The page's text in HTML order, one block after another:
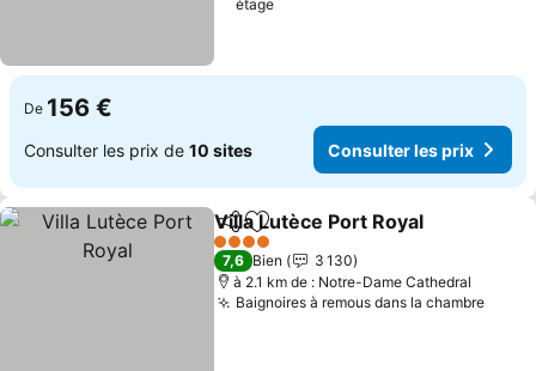
étage
De 156 €
Consulter les prix de 10 sites Consulter les prix
PartagerAjouter à mes favoris
Villa Lutèce Port Royal
4 Étoiles
7,6 Bien
3 130
à 2.1 km de : Notre-Dame Cathedral
Baignoires à remous dans la chambre